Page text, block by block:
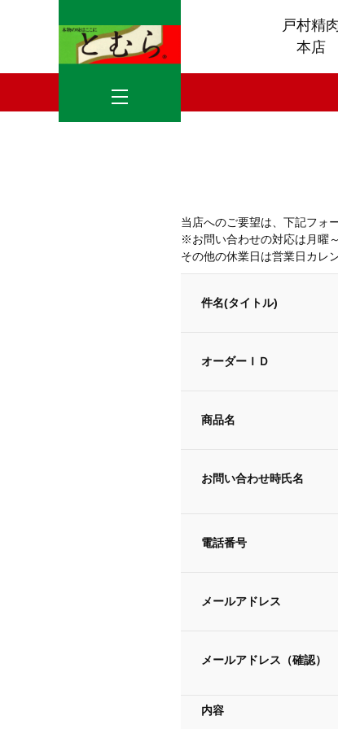
戸村精
本店
当店へのご要望は、下記フォ
※お問い合わせの対応は月曜
その他の休業日は営業日カレ
件名(タイトル)
オーダーＩＤ
商品名
お問い合わせ時氏名
電話番号
メールアドレス
メールアドレス（確認）
内容